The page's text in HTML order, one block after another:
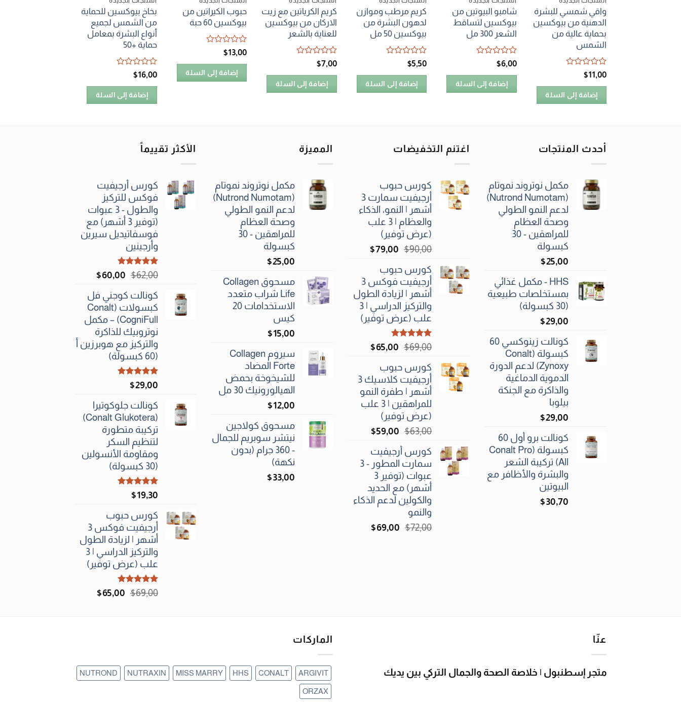
واقي شمسي للبشرة
الدهنية من بيوكسين
بحماية عالية من
الشمس
تم
التقييم
0
من
5
$ 11٫00
إضافة إلى السلة
شامبو البيوتين من
بيوكسين لتساقط
الشعر 300 مل
تم
التقييم
0
من
5
$ 6٫00
إضافة إلى السلة
كريم مرطب وموازن
لدهون البشرة من
بيوكسين 50 مل
تم
التقييم
0
من
5
$ 5٫50
إضافة إلى السلة
كريم الكرياتين مع زيت
الاركان من بيوكسين
للعناية بالشعر
تم
التقييم
0
من
5
$ 7٫00
إضافة إلى السلة
حبوب الكيراتين من
بيوكسين 60 حبة
تم
التقييم
0
من
5
$ 13٫00
إضافة إلى السلة
بخاخ بيوكسين للحماية
من الشمس لجميع
أنواع البشرة بمعامل
حماية +50
تم
التقييم
0
من
5
$ 16٫00
إضافة إلى السلة
أحدث المنتجات
مكمل نوتروند نموتام
(Nutrond Numotam)
لدعم النمو الطولي
وصحة العظام
للمراهقين - 30
كبسولة
$
25٫00
HHS - مكمل غذائي
بمستخلصات طبيعية
(30 كبسولة)
$
29٫00
كونالت زينوكسي 60
كبسولة (Conalt
Zynoxy) لدعم الدورة
الدموية الدماغية
والذاكرة مع الجنكة
بيلوبا
$
29٫00
كونالت برو أول 60
كبسولة (Conalt Pro
All) تركيبة الشعر
والبشرة والأظافر مع
البيوتين
$
30٫70
اغتنم التخفيضات
كورس حبوب
أرجيفيت سمارت 3
أشهر | النمو، الذكاء
والعظام | 3 علب
(عرض توفير)
$
90٫00
السعر
هو:
$90٫00.
$ 79٫00
السعر
$79٫00.
كورس حبوب
أرجيفيت فوكس 3
أشهر | لزيادة الطول
والتركيز الدراسي | 3
علب (عرض توفير)
تم التقييم
5.00من 5
$ 69٫00
السعر
هو:
$69٫00.
$ 65٫00
السعر
$65٫00.
كورس حبوب
أرجيفيت كلاسيك 3
أشهر | طفرة النمو
للمراهقين | 3 علب
(عرض توفير)
$
63٫00
السعر
هو:
$63٫00.
$ 59٫00
السعر
هو:
$59٫00.
كورس أرجيفيت
سمارت المطور - 3
عبوات (توفير 3
أشهر) مع الحديد
والكولين لدعم الذكاء
والنمو
$
72٫00
السعر$ 69٫00
السعر
المميزة
مكمل نوتروند نموتام
(Nutrond Numotam)
لدعم النمو الطولي
وصحة العظام
للمراهقين - 30
كبسولة
$
25٫00
مسحوق Collagen
Life شراب متعدد
الاستخدامات 20
كيس
$
15٫00
سيروم Collagen
Forte المضاد
للشيخوخة بحمض
الهيالورونيك 30 مل
$
12٫00
مسحوق كولاجين
نيتشر سوبريم للجمال
- 360 جرام (بدون
نكهة)
$
33٫00
الأكثر تقييماً
كورس أرجيفيت
فوكس للتركيز
والطول - 3 عبوات
(توفير 3 أشهر) مع
فوسفاتيديل سيرين
وأرجينين
تم التقييم
5.00من 5
$ 62٫00
السعر
هو:
$62٫00.
$ 60٫00
السعر
هو:
$60٫00.
كونالت كوجني فل
كبسولات (Conalt
CogniFull) – مكمل
نوتروبيك للذاكرة
والتركيز مع هوبرزين أ
(60 كبسولة)
تم التقييم
5.00 من 5
$
29٫00
كونالت جلوكوتيرا
(Conalt Glukotera)
تركيبة متطورة
لتنظيم السكر
ومقاومة الأنسولين
(30 كبسولة)
تم التقييم
5.00من 5
$
19٫30
كورس حبوب
أرجيفيت فوكس 3
أشهر | لزيادة الطول
والتركيز الدراسي | 3
علب (عرض توفير)
تم التقييم
5.00من 5
$ 69٫00
السعر$ 65٫00
السعر
عنّا
متجر إسطنبول | خلاصة الصحة والجمال التركي بين يديك
الماركات
ARGIVIT
CONALT
HHS
MISS MARRY
NUTRAXIN
NUTROND
ORZAX